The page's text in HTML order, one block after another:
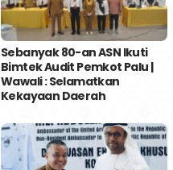
Sebanyak 80-an ASN Ikuti
Bimtek Audit Pemkot Palu |
Wawali : Selamatkan
Kekayaan Daerah